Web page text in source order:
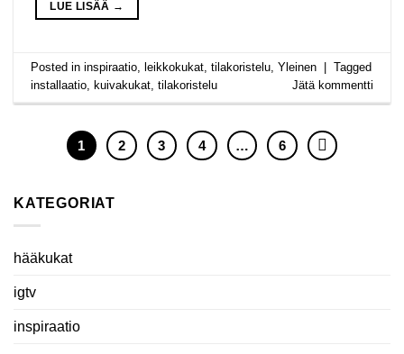
KATEGORIAT
hääkukat
igtv
inspiraatio
LUE LISÄÄ →
Posted ininspiraatio, leikkokukat,tilakoristelu,Yleinen
Tagged
installaatio, kuivakukat,tilakoristelu Jätä kommentti
1 2 3 4 … 6